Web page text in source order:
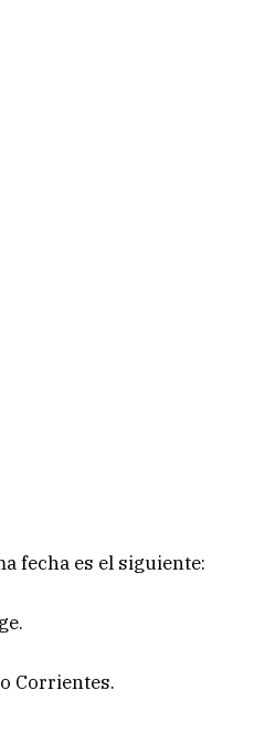
fecha es el siguiente:
Corrientes.